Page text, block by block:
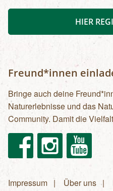
HIER
Freund*innen
Bringe auch deine
Naturerlebnisse und das
Community. Damit die
FacebookInstagram Youtube
Impressum Über uns